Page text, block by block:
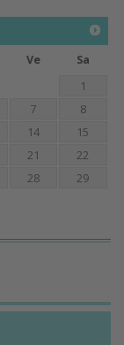
Ve
Sa
1
7
8
14
15
21
22
28
29